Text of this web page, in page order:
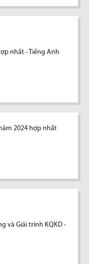
nhất - Tiếng Anh
2024 hợp nhất
và Giải trình KQKD -